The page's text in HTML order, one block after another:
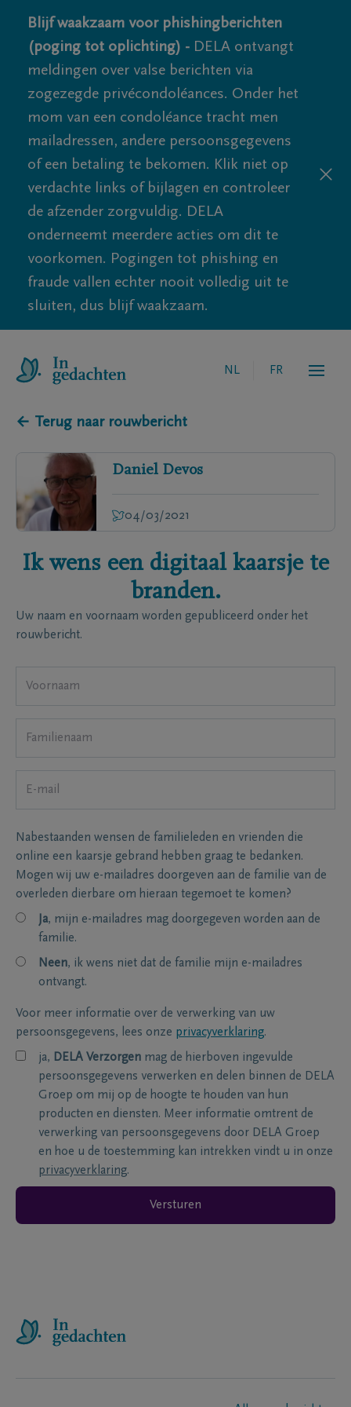
Blijf waakzaam voor phishingberichten
(poging tot oplichting) - DELA ontvangt
meldingen over valse berichten via
zogezegde privécondoléances. Onder het
mom van een condoléance tracht men
mailadressen, andere persoonsgegevens
of een betaling te bekomen. Klik niet op
verdachte links of bijlagen en controleer
de afzender zorgvuldig. DELA
onderneemt meerdere acties om dit te
voorkomen. Pogingen tot phishing en
fraude vallen echter nooit volledig uit te
sluiten, dus blijf waakzaam.
NL FR
← Terug naar rouwbericht
Daniel Devos
04/03/2021
Ik wens een digitaal kaarsje te
branden.
Uw naam en voornaam worden gepubliceerd onder het
rouwbericht.
Nabestaanden wensen de familieleden en vrienden die
online een kaarsje gebrand hebben graag te bedanken.
Mogen wij uw e-mailadres doorgeven aan de familie van de
overleden dierbare om hieraan tegemoet te komen?
Ja, mijn e-mailadres mag doorgegeven worden aan de
familie.
Neen, ik wens niet dat de familie mijn e-mailadres
ontvangt.
Voor meer informatie over de verwerking van uw
persoonsgegevens, lees onze privacyverklaring.
ja, DELA Verzorgen mag de hierboven ingevulde
persoonsgegevens verwerken en delen binnen de DELA
Groep om mij op de hoogte te houden van hun
producten en diensten. Meer informatie omtrent de
verwerking van persoonsgegevens door DELA Groep
en hoe u de toestemming kan intrekken vindt u in onze
privacyverklaring.
Versturen